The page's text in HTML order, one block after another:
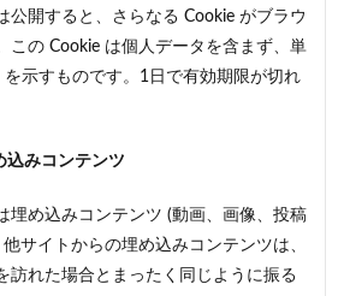
公開すると、さらなる Cookie がブラウ
この Cookie は個人データを含まず、単
示すものです。1日で有効期限が切れ
込みコンテンツ
埋め込みコンテンツ (動画、画像、投稿
サイトからの埋め込みコンテンツは、
訪れた場合とまったく同じように振る